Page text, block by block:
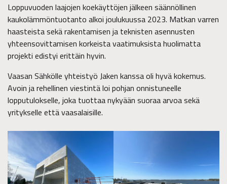
Loppuvuoden laajojen koekäyttöjen jälkeen säännöllinen
kaukolämmöntuotanto alkoi joulukuussa 2023. Matkan varren
haasteista sekä rakentamisen ja teknisten asennusten
yhteensovittamisen korkeista vaatimuksista huolimatta
projekti edistyi erittäin hyvin.
Vaasan Sähkölle yhteistyö Jaken kanssa oli hyvä kokemus.
Avoin ja rehellinen viestintä loi pohjan onnistuneelle
lopputulokselle, joka tuottaa nykyään suoraa arvoa sekä
yritykselle että vaasalaisille.